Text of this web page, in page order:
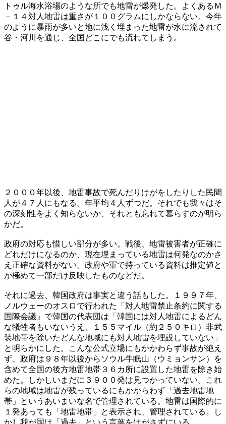
トゥル海水浴場のような所でも地雷が爆発した。よくあるＭ
－１４対人地雷は重さが１００グラムにしかならない。今年
のように暴雨が多いと地に浅く埋まった地雷が水に流されて
谷・河川を通じ、全国どこにでも流れてしまう。
２０００年以後、地雷事故で死んだりけがをしたりした民間
人が４７人にもなる。年平均４人ずつだ。それでも我々はそ
の深刻性をよく知らないか、それとも忘れて暮らすのが明ら
かだ。
政府の対応も惜しい部分が多い。戦後、地雷被害者が正確に
どれだけになるのか、現在埋まっている地雷は何発なのかさ
え正確な資料がない。政府や軍で持っている資料は推定値と
か極めて一部だけ反映したものなどだ。
それに過去、韓国政府は事実と違う話もした。１９９７年、
ノルウェーのオスロで行われた「対人地雷禁止条約に関する
国際会議」で韓国の代表団は「韓国には対人地雷によるどん
な犠牲者もいないうえ、１５５マイル（約２５０キロ）非武
装地帯を除いたどんな地域にも対人地雷を埋設していない」
と明らかにした。こんな公式立場にもかかわらず事故が絶え
ず、政府は９８年以後からソウル牛眠山（ウミョンサン）を
含めて全国の後方地雷地帯３６カ所に設置した地雷を除き始
めた。しかしいまだに３９００発は見つかっていない。これ
らの地域は地雷が残っているにもかからわず「過去地雷地
帯」というあいまいな名で管理されている。地雷は国際的に
１発あっても「地雷地帯」と表示され、管理されている。し
かし我が国は「過去」という言葉をはがさずにいる。